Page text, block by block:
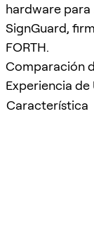
hardware para
SignGuard,
FORTH.
Comparación
Experiencia de
Característica